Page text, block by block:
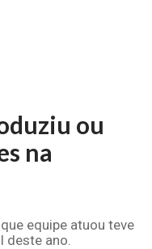
ou
na
equipe atuou teve
ano.